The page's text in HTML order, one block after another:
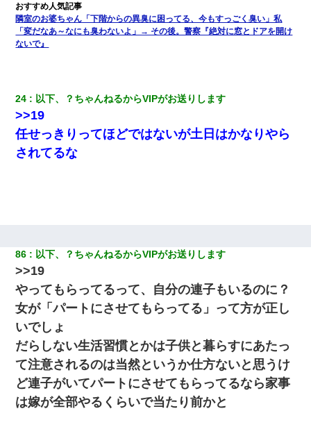
父親がくも膜下出血で突然ﾀﾋ。→母の貯金が0なことが判明。→母
「私を家に置いてほしい、どうか見捨てないで(土下座」俺・嫁
「…」
見合いにて。嫁「はじめまして」俺「失礼ですが○○さんご本人で
すか？」
私「結婚やめるわ」 婚約者「え？なんでなんで？」 → 放置した
だ！」私「いいけど弁護士通して。私も請求する」夫「」
日曜日、会社の窓を見ると同僚の姿。俺（あれ？ディズニーシー
じゃ？）→俺電話「今何してんの？」同僚「シーで並んでるこ
と！」俺「会社にいない？」→次の瞬間、すごい鳥肌が立った
隣室のお婆ちゃん「下階からの異臭に困ってる、今もすっごく臭い」私
「変だなあ～なにも臭わないよ」→ その後。警察『絶対に窓とドアを開け
ないで』
24 以下、？ちゃんねるからVIPがお送りします
>>19
任せっきりってほどではないが土日はかなりやら
されてるな
86 以下、？ちゃんねるからVIPがお送りします
>>19
やってもらってるって、自分の連子もいるのに？
女が「パートにさせてもらってる」って方が正し
いでしょ
だらしない生活習慣とかは子供と暮らすにあたっ
て注意されるのは当然というか仕方ないと思うけ
ど連子がいてパートにさせてもらってるなら家事
は嫁が全部やるくらいで当たり前かと